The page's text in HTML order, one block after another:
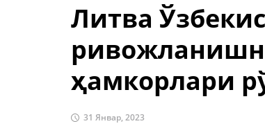
Литва
ҳамкорлари
31 Январ, 2023